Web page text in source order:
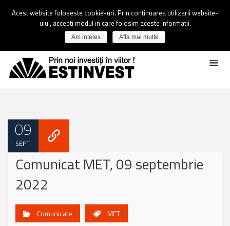
09
SEPT.
Comunicat MET, 09 septembrie
2022
Comunicate MET
Acest website foloseste cookie-uri. Prin continuarea utilizarii website-
ului, accepti modul in care folosim aceste informatii.
Am inteles Afla mai multe